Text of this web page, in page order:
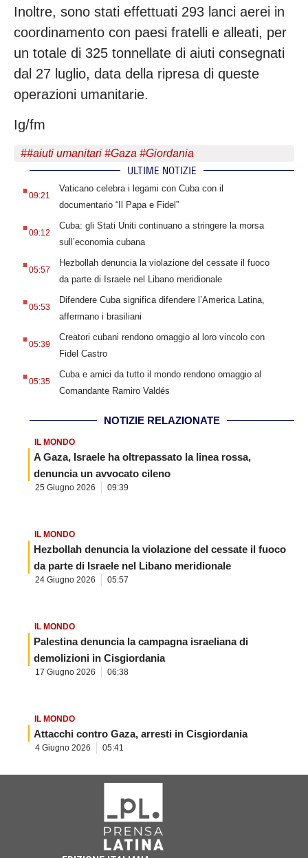
Inoltre, sono stati effettuati 293 lanci aerei in
coordinamento con paesi fratelli e alleati, per
un totale di 325 tonnellate di aiuti consegnati
dal 27 luglio, data della ripresa di queste
operazioni umanitarie.
Ig/fm
##aiuti umanitari #Gaza #Giordania
ULTIME NOTIZIE
.09:21
Vaticano celebra i legami con Cuba con il
documentario “Il Papa e Fidel”
.09:12
Cuba: gli Stati Uniti continuano a stringere la morsa
sull’economia cubana
.05:57
Hezbollah denuncia la violazione del cessate il fuoco
da parte di Israele nel Libano meridionale
.05:53
Difendere Cuba significa difendere l’America Latina,
affermano i brasiliani
.05:39
Creatori cubani rendono omaggio al loro vincolo con
Fidel Castro
.05:35
Cuba e amici da tutto il mondo rendono omaggio al
Comandante Ramiro Valdés
NOTIZIE RELAZIONATE
IL MONDO
A Gaza, Israele ha oltrepassato la linea rossa,
denuncia un avvocato cileno
25 Giugno 2026 09:39
IL MONDO
Hezbollah denuncia la violazione del cessate il fuoco
da parte di Israele nel Libano meridionale
24 Giugno 2026 05:57
IL MONDO
Palestina denuncia la campagna israeliana di
demolizioni in Cisgiordania
17 Giugno 2026 06:38
IL MONDO
Attacchi contro Gaza, arresti in Cisgiordania
4 Giugno 2026 05:41